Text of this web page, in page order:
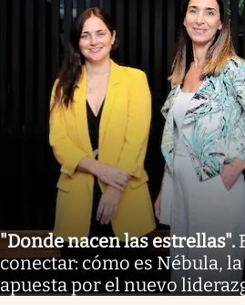
"Donde nacen las estrellas".
conectar: cómo es Nébula,
apuesta por el nuevo